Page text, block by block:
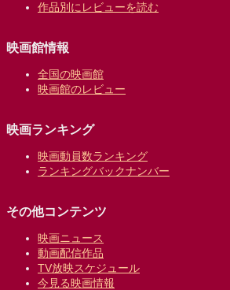
作品別にレビューを読む
映画館情報
全国の映画館
映画館のレビュー
映画ランキング
映画動員数ランキング
ランキングバックナンバー
その他コンテンツ
映画ニュース
動画配信作品
TV放映スケジュール
今見る映画情報